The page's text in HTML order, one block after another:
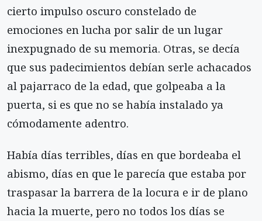
cierto impulso oscuro constelado de
emociones en lucha por salir de un lugar
inexpugnado de su memoria. Otras, se decía
que sus padecimientos debían serle achacados
al pajarraco de la edad, que golpeaba a la
puerta, si es que no se había instalado ya
cómodamente adentro.
Había días terribles, días en que bordeaba el
abismo, días en que le parecía que estaba por
traspasar la barrera de la locura e ir de plano
hacia la muerte, pero no todos los días se